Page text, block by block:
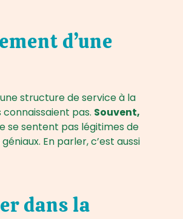
d’une
structure de service à la
pas. Souvent,
se sentent pas légitimes de
En parler, c’est aussi
dans la